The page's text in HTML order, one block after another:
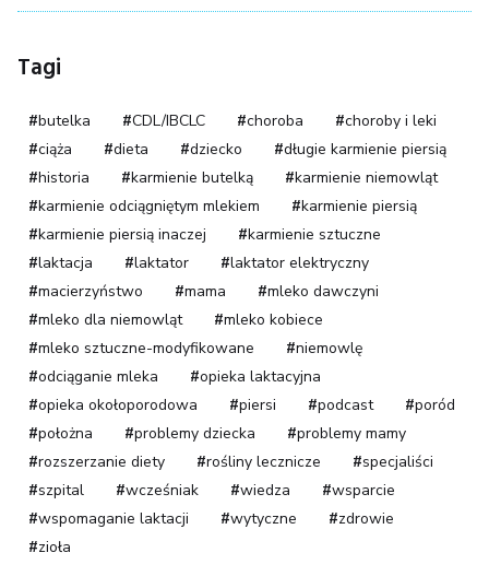
Tagi
butelka CDL/IBCLC choroba
choroby i leki
ciąża
dieta dziecko
długie karmienie piersią
historia
karmienie butelką
karmienie niemowląt
karmienie odciągniętym mlekiem
karmienie piersią
karmienie piersią inaczej
karmienie sztuczne
laktacja
laktator
laktator elektryczny
macierzyństwo
mama
mleko dawczyni
mleko dla niemowląt
mleko kobiece
mleko sztuczne-modyfikowane
niemowlę
odciąganie mleka
opieka laktacyjna
opieka okołoporodowa
piersi podcast
poród
położna
problemy dziecka
problemy mamy
rozszerzanie diety
rośliny lecznicze
specjaliści
szpital
wcześniak wiedza
wsparcie
wspomaganie laktacji
wytyczne
zdrowie
zioła